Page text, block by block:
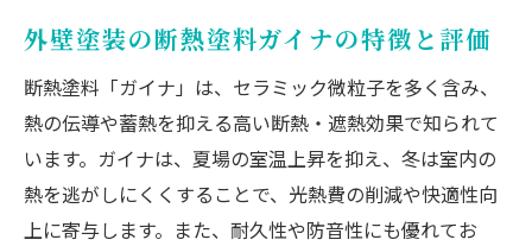
外壁塗装の断熱塗料ガイナの特徴と評価
断熱塗料「ガイナ」は、セラミック微粒子を多く含み、
熱の伝導や蓄熱を抑える高い断熱・遮熱効果で知られて
います。ガイナは、夏場の室温上昇を抑え、冬は室内の
熱を逃がしにくくすることで、光熱費の削減や快適性向
上に寄与します。また、耐久性や防音性にも優れてお